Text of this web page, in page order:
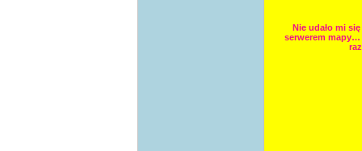
Nie udało mi
serwerem mapy…